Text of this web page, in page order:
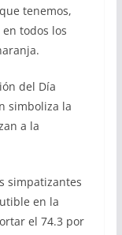
tenemos,
todos los
del Día
simboliza la
a la
simpatizantes
en la
el 74.3 por